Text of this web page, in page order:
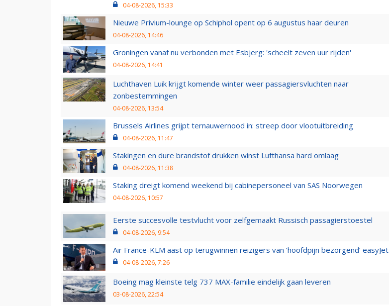
04-08-2026, 15:33
Nieuwe Privium-lounge op Schiphol opent op 6 augustus haar deuren
04-08-2026, 14:46
Groningen vanaf nu verbonden met Esbjerg: 'scheelt zeven uur rijden'
04-08-2026, 14:41
Luchthaven Luik krijgt komende winter weer passagiersvluchten naar
zonbestemmingen
04-08-2026, 13:54
Brussels Airlines grijpt ternauwernood in: streep door vlootuitbreiding
04-08-2026, 11:47
Stakingen en dure brandstof drukken winst Lufthansa hard omlaag
04-08-2026, 11:38
Staking dreigt komend weekend bij cabinepersoneel van SAS Noorwegen
04-08-2026, 10:57
Eerste succesvolle testvlucht voor zelfgemaakt Russisch passagierstoestel
04-08-2026, 9:54
Air France-KLM aast op terugwinnen reizigers van ‘hoofdpijn bezorgend’ easyJet
04-08-2026, 7:26
Boeing mag kleinste telg 737 MAX-familie eindelijk gaan leveren
03-08-2026, 22:54